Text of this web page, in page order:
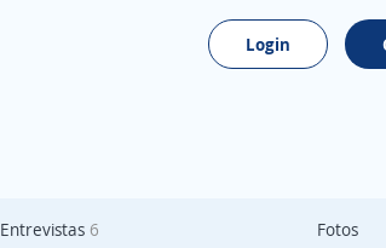
Login
Entrevistas 6 Fotos